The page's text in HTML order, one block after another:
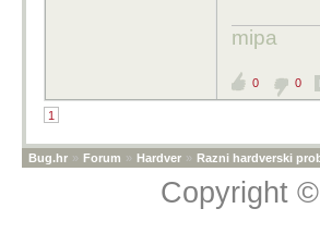
mipa
0 0
1
Bug.hr » Forum » Hardver » Razni hardverski
Copyright